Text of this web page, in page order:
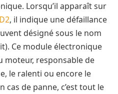
Lorsqu’il apparaît sur
, il indique une défaillance
désigné sous le nom
Ce module électronique
moteur, responsable de
le ralenti ou encore le
cas de panne, c’est tout le